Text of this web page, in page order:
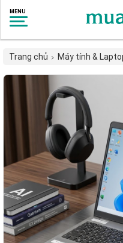
Trang chủ Máy tính &